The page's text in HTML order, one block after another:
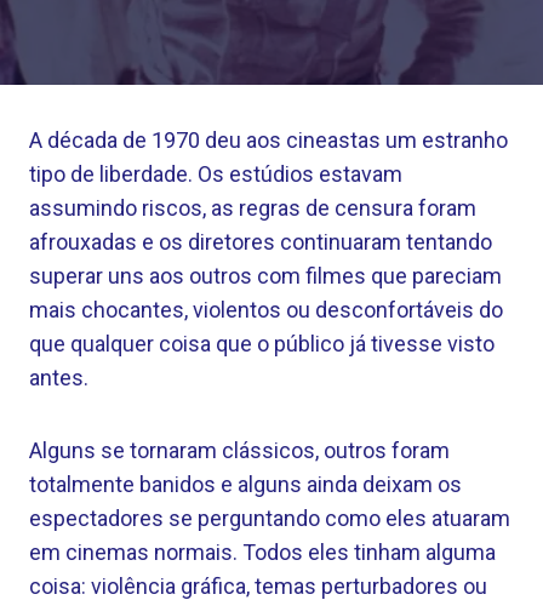
A década de 1970 deu aos cineastas um estranho
tipo de liberdade. Os estúdios estavam
assumindo riscos, as regras de censura foram
afrouxadas e os diretores continuaram tentando
superar uns aos outros com filmes que pareciam
mais chocantes, violentos ou desconfortáveis ​​do
que qualquer coisa que o público já tivesse visto
antes.
Alguns se tornaram clássicos, outros foram
totalmente banidos e alguns ainda deixam os
espectadores se perguntando como eles atuaram
em cinemas normais. Todos eles tinham alguma
coisa: violência gráfica, temas perturbadores ou